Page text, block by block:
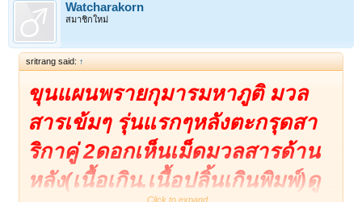
Watcharakorn
สมาชิกใหม่
sritrang said: ↑
ขุนแผนพรายกุมารมหาภูติ มวล
สารเข้มๆ รุ่นแรกๆหลังตะกรุดสา
ริกาคู่ 2ดอกเห็นเม็ดมวลสารด้าน
หลัง(เนื้อเกิน.เนื้อปลิ้นเกินพิมพ์)ดู
Click to expand...